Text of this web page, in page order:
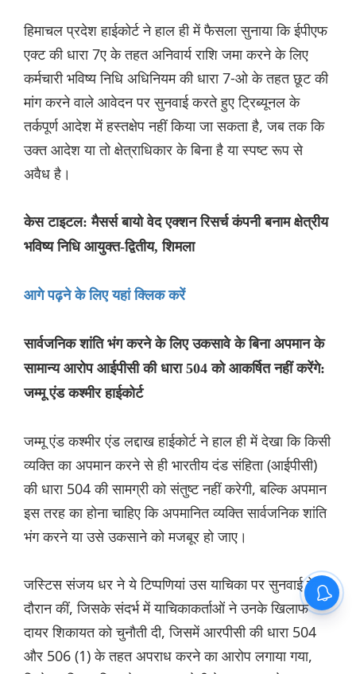
हिमाचल प्रदेश हाईकोर्ट ने हाल ही में फैसला सुनाया कि ईपीएफ
एक्ट की धारा 7ए के तहत अनिवार्य राशि जमा करने के लिए
कर्मचारी भविष्य निधि अधिनियम की धारा 7-ओ के तहत छूट की
मांग करने वाले आवेदन पर सुनवाई करते हुए ट्रिब्यूनल के
तर्कपूर्ण आदेश में हस्तक्षेप नहीं किया जा सकता है, जब तक कि
उक्त आदेश या तो क्षेत्राधिकार के बिना है या स्पष्ट रूप से
अवैध है।
केस टाइटल: मैसर्स बायो वेद एक्शन रिसर्च कंपनी बनाम क्षेत्रीय
भविष्य निधि आयुक्त-द्वितीय, शिमला
आगे पढ़ने के लिए यहां क्लिक करें
सार्वजनिक शांति भंग करने के लिए उकसावे के बिना अपमान के
सामान्य आरोप आईपीसी की धारा 504 को आकर्षित नहीं करेंगे:
जम्मू एंड कश्मीर हाईकोर्ट
जम्मू एंड कश्मीर एंड लद्दाख हाईकोर्ट ने हाल ही में देखा कि किसी
व्यक्ति का अपमान करने से ही भारतीय दंड संहिता (आईपीसी)
की धारा 504 की सामग्री को संतुष्ट नहीं करेगी, बल्कि अपमान
इस तरह का होना चाहिए कि अपमानित व्यक्ति सार्वजनिक शांति
भंग करने या उसे उकसाने को मजबूर हो जाए।
जस्टिस संजय धर ने ये टिप्पणियां उस याचिका पर सुनवाई के
दौरान कीं, जिसके संदर्भ में याचिकाकर्ताओं ने उनके खिलाफ
दायर शिकायत को चुनौती दी, जिसमें आरपीसी की धारा 504
और 506 (1) के तहत अपराध करने का आरोप लगाया गया,